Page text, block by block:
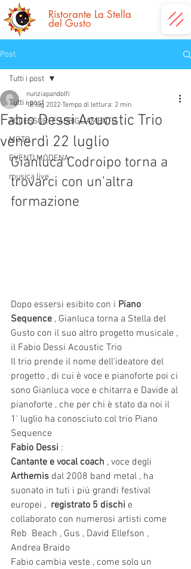
Ristorante La Stella
del Gusto
Post
Tutti i post
ACCESSORI E ABBIGLIAMENTO
MOTO
EVENTI MODENA
musica live
Tutti i post
Fabio Dessi Acuostic Trio
venerdì 22 luglio
nunziapandolfi
18 lug 2022 Tempo di lettura: 2 min
Gianluca Codroipo torna a
trovarci con un'altra
formazione
Dopo essersi esibito con i Piano
Sequence , Gianluca torna a Stella del
Gusto con il suo altro progetto musicale ,
il Fabio Dessi Acoustic Trio
Il trio prende il nome dell'ideatore del
progetto , di cui è voce e pianoforte poi ci
sono Gianluca voce e chitarra e Davide al
pianoforte , che per chi è stato da noi il
1' luglio ha conosciuto col trio Piano
Sequence
Fabio Dessi :
Cantante e vocal coach , voce degli
Arthemis dal 2008 band metal , ha
suonato in tuti i più grandi festival
europei , registrato 5 dischi e
collaborato con numerosi artisti come
Reb  Beach , Gus , David Ellefson ,
Andrea Braido
Fabio cambia veste , come solo un